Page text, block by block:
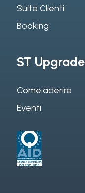
Suite Clienti
Booking
ST Upgrade
Come aderire
Eventi